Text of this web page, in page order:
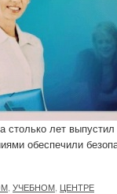
лет выпустил
обеспечили
УЧЕБНОМ ЦЕНТРЕ